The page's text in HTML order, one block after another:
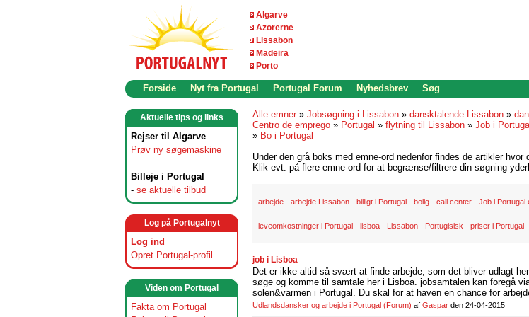
Algarve
Azorerne
Lissabon
Madeira
Porto
Forside Nyt fra Portugal Portugal Forum Nyhedsbrev Søg
Aktuelle tips og links
Rejser til Algarve
Prøv ny søgemaskine
Billeje i Portugal
- se aktuelle tilbud
Log på Portugalnyt
Log ind
Opret Portugal-profil
Viden om Portugal
Fakta om Portugal
Alle emner » Jobsøgning i Lissabon » dansktalende Lissabon »
Centro de emprego » Portugal » flytning til Lissabon » Job i
» Bo i Portugal
Under den grå boks med emne-ord nedenfor findes de artikler hvor
Klik evt. på flere emne-ord for at begrænse/filtrere din søgning
arbejde arbejde Lissabon billigt i Portugal bolig call center Job i Portugal
leveomkostninger i Portugal lisboa Lissabon Portugisisk priser i Portugal
job i Lisboa
Det er ikke altid så svært at finde arbejde, som det bliver udlagt
søge og komme til samtale her i Lisboa. jobsamtalen kan foregå
solen&varmen i Portugal. Du skal for at haven en chance for
Udlandsdansker og arbejde i Portugal (Forum) af Gaspar den 24-04-2015